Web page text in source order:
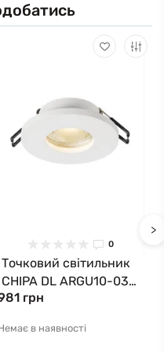
0
Точковий світильник
CHIPA DL ARGU10-033
Zuma Line
грн
в наявності
>